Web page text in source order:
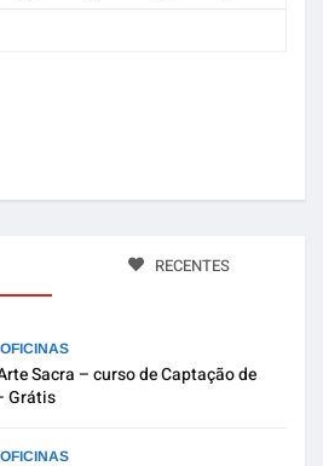
RECENTES
Sacra – curso de Captação de
Grátis